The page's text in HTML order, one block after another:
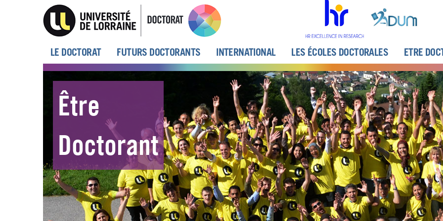
MENU
PRINCIPAL
LE DOCTORAT FUTURS DOCTORANTS INTERNATIONAL LES ÉCOLES DOCTORALES ETRE
Être
Doctorant